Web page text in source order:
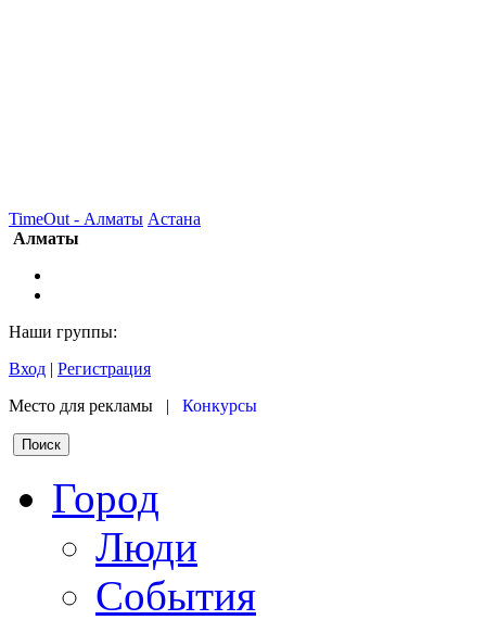
TimeOut - Алматы Астана
Алматы
Наши группы:
Вход | Регистрация
Место для рекламы | Конкурсы
Город
Люди
События